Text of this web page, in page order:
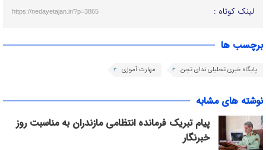
لینک کوتاه : https://nedayetajan.ir/?p=3865
برچسب ها
پایگاه خبری تحلیلی ندای تجن مهارت آموزی
نوشته های مشابه
پیام تبریک فرمانده انتظامی مازندران به مناسبت روز
خبرنگار